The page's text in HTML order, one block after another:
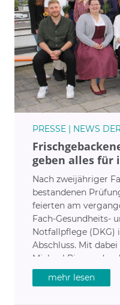
PRESSE | NEWS
geben alles für
Nach zweijähriger
bestandenen
feierten am
Fach-Gesundheits-
Notfallpflege (DKG)
Abschluss. Mit
Michael Rieger, der
mit viel
Außerdem Katja
mehr lesen